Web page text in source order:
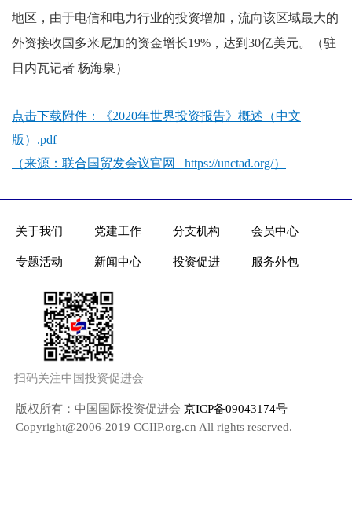
地区，由于电信和电力行业的投资增加，流向该区域最大的
外资接收国多米尼加的资金增长19%，达到30亿美元。（驻
日内瓦记者 杨海泉）
点击下载附件：
《2020年世界投资报告》概述（中文
版）.pdf
（来源：联合国贸发会议官网 https://unctad.org/）
关于我们 党建工作 分支机构 会员中心
专题活动 新闻中心 投资促进 服务外包
扫码关注中国投资促进会
版权所有：中国国际投资促进会 京ICP备09043174号
Copyright@2006-2019 CCIIP.org.cn All rights reserved.